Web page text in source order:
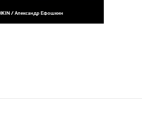
/ Александр Ефошкин